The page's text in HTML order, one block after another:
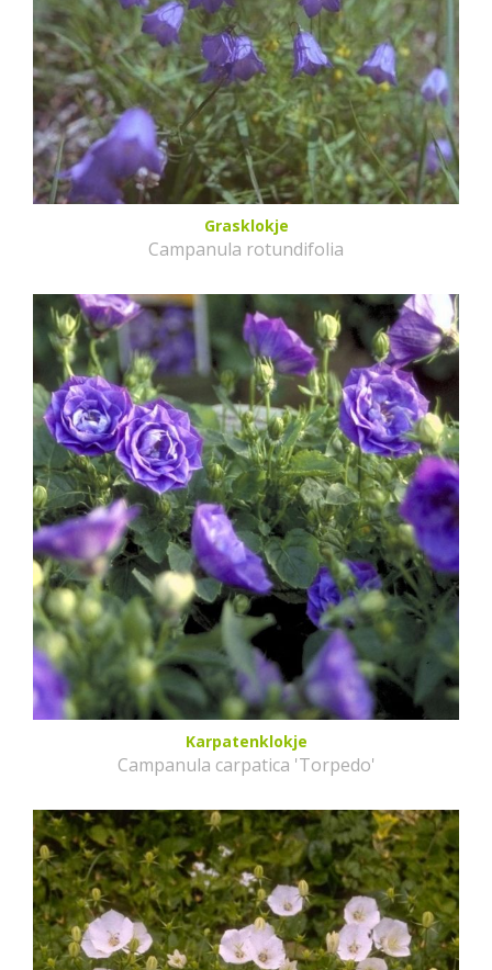
Grasklokje
Campanula rotundifolia
Karpatenklokje
Campanula carpatica 'Torpedo'